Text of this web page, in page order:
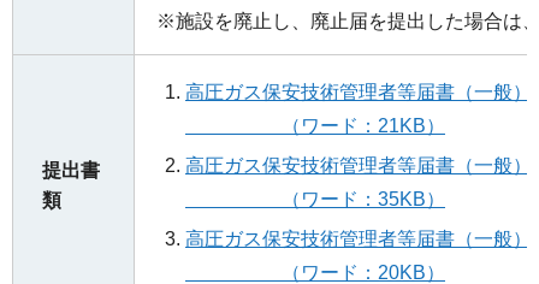
※施設を廃止し、廃止届を提出した場合は
提出書
類
高圧ガス保安技術管理者
（ワード：21KB）
高圧ガス保安技術管理者
（ワード：35KB）
高圧ガス保安技術管理者
（ワード：20KB）